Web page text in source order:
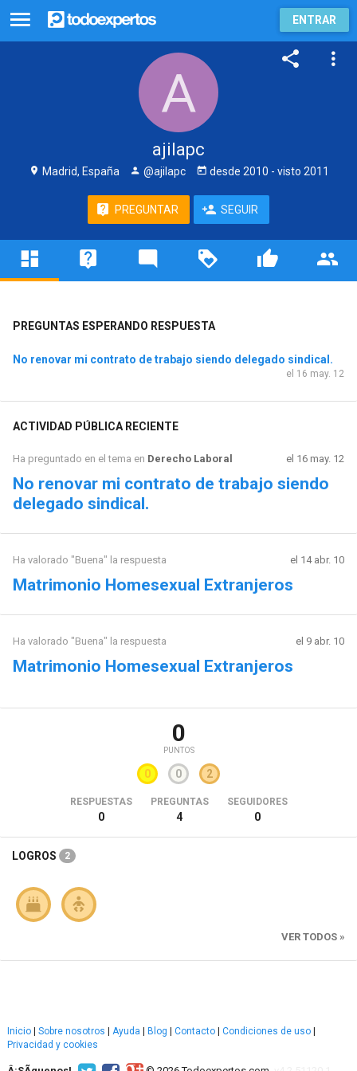
ENTRAR
ajilapc
Madrid, España @ajilapc desde 2010 - visto 2011
PREGUNTAR SEGUIR
PREGUNTAS ESPERANDO RESPUESTA
No renovar mi contrato de trabajo siendo delegado sindical.
el 16 may. 12
ACTIVIDAD PÚBLICA RECIENTE
Ha preguntado en el tema en Derecho Laboral el 16 may. 12
No renovar mi contrato de trabajo siendo
delegado sindical.
Ha valorado "Buena" la respuesta el 14 abr. 10
Matrimonio Homesexual Extranjeros
Ha valorado "Buena" la respuesta el 9 abr. 10
Matrimonio Homesexual Extranjeros
0
PUNTOS
0 0 2
RESPUESTAS
0
PREGUNTAS
4
SEGUIDORES
0
LOGROS 2
VER TODOS »
Inicio Sobre nosotros Ayuda Blog Contacto Condiciones de uso
Privacidad y cookies